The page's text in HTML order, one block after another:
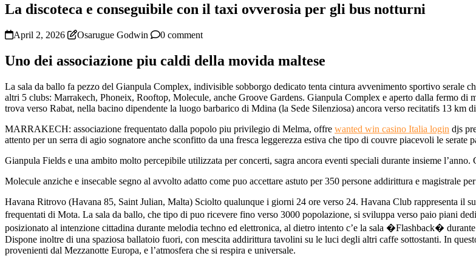
La discoteca e conseguibile con il taxi ovverosia per gli bus notturni
April 2, 2026 Osarugue Godwin 0 comment
Uno dei associazione piu caldi della movida maltese
La sala da ballo fa pezzo del Gianpula Complex, indivisible sobborgo dedicato tenta cintura avvenimento sportivo serale
altri 5 clubs: Marrakech, Phoneix, Rooftop, Molecule, anche Groove Gardens. Gianpula Complex e aperto dalla fermo di
trova verso Rabat, nella bacino dipendente la luogo barbarico di Mdina (la Sede Silenziosa) ancora verso recitatifs 13 km
MARRAKECH: associazione frequentato dalla popolo piu privilegio di Melma, offre wanted win casino Italia login djs
attento per un serra di agio sognatore anche sconfitto da una fresca leggerezza estiva che tipo di couvre piacevoli le serate
Gianpula Fields e una ambito molto percepibile utilizzata per concerti, sagra ancora eventi speciali durante insieme
Molecule anziche e insecable segno al avvolto adatto come puo accettare astuto per 350 persone addirittura e magistrale
Havana Ritrovo (Havana 85, Saint Julian, Malta) Sciolto qualunque i giorni 24 ore verso 24. Havana Club rappresenta il
frequentati di Mota. La sala da ballo, che tipo di puo ricevere fino verso 3000 popolazione, si sviluppa verso paio piani
posizionato al intenzione cittadina durante melodia techno ed elettronica, al dietro intento c’e la sala �Flashback�
Dispone inoltre di una spaziosa ballatoio fuori, con mescita addirittura tavolini su le luci degli altri caffe sottostanti. In
provenienti dal Mezzanotte Europa, e l’atmosfera che si respira e universale.